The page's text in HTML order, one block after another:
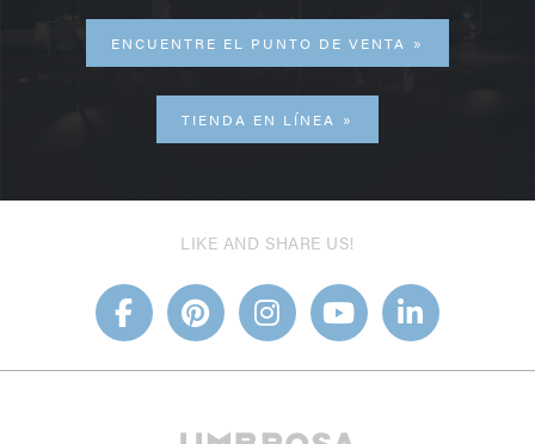
ENCUENTRE EL PUNTO DE VENTA
TIENDA EN LÍNEA
LIKE AND SHARE US!